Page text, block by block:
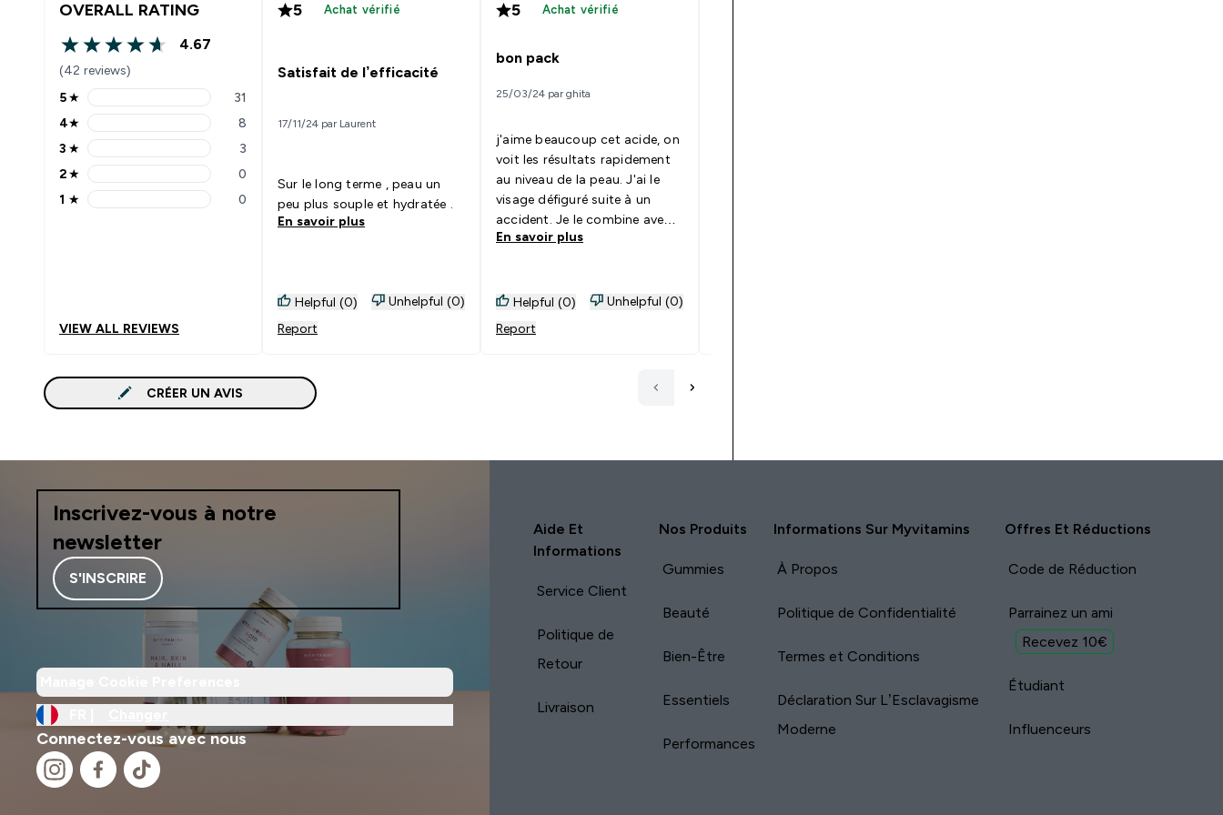
OVERALL RATING
4.67 out of 5 stars
4.67
(42 reviews)
5 stars rating 31 reviews
5★ 31
4 stars rating 8 reviews
4★ 8
3 stars rating 3 reviews
3 ★ 3
2 stars rating 0 reviews
2★ 0
1 stars rating 0 reviews
1 ★ 0
VIEW ALL REVIEWS
5 Achat vérifié
Satisfait de l’efficacité
17/11/24 par Laurent
Sur le long terme , peau un
peu plus souple et hydratée .
En savoir plus
Helpful (0)
Unhelpful (0)
Report
5 Achat vérifié
bon pack
25/03/24 par ghita
j'aime beaucoup cet acide, on
voit les résultats rapidement
au niveau de la peau. J'ai le
visage défiguré suite à un
accident. Je le combine avec
collagène 20grammes, ça a
En savoir plus
Helpful (0)
Unhelpful (0)
Report
CRÉER UN AVIS
Inscrivez-vous à notre
newsletter
S'INSCRIRE
Connectez-vous avec nous
Aide Et
Informations
Service Client
Politique de
Retour
Livraison
Nos Produits
Gummies
Beauté
Bien-Être
Essentiels
Performances
Informations Sur Myvitamins
À Propos
Politique de Confidentialité
Termes et Conditions
Déclaration Sur L’Esclavagisme
Moderne
Offres Et Réductions
Code de Réduction
Parrainez un ami
Recevez 10€
Étudiant
Influenceurs